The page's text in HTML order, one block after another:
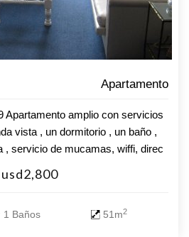
Apartamento
Apartamento amplio con servicios
vista , un dormitorio , un baño ,
, servicio de mucamas, wiffi, direc
consulte !!!!
usd2,800
1 Baños 51m2